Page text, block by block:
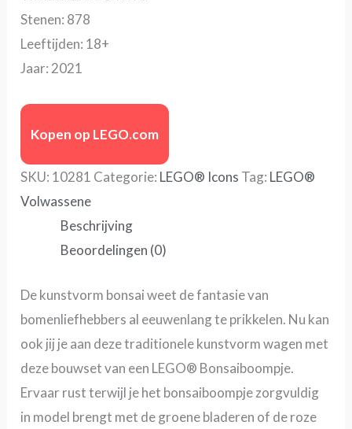
Stenen: 878
Leeftijden: 18+
Jaar: 2021
Kopen op LEGO.com
SKU: 10281 Categorie: LEGO® Icons Tag: LEGO®
Volwassene
Beschrijving
Beoordelingen (0)
De kunstvorm bonsai weet de fantasie van
bomenliefhebbers al eeuwenlang te prikkelen. Nu kan
ook jij je aan deze traditionele kunstvorm wagen met
deze bouwset van een LEGO® Bonsaiboompje.
Ervaar rust terwijl je het bonsaiboompje zorgvuldig
in model brengt met de groene bladeren of de roze